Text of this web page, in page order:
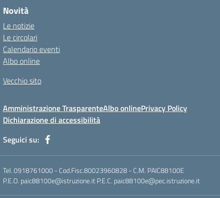
Novità
Le notizie
Le circolari
Calendario eventi
Albo online
Vecchio sito
Amministrazione TrasparenteAlbo onlinePrivacy Policy
Dichiarazione di accessibilità
Seguici su:
Tel. 0918761000 - Cod.Fisc.80023960828 - C.M. PAIC88100E
P.E.O. paic88100e@istruzione.it P.E.C. paic88100e@pec.istruzione.it